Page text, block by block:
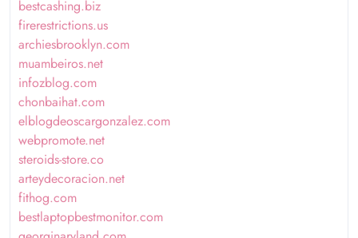
bestcashing.biz
firerestrictions.us
archiesbrooklyn.com
muambeiros.net
infozblog.com
chonbaihat.com
elblogdeoscargonzalez.com
webpromote.net
steroids-store.co
arteydecoracion.net
fithog.com
bestlaptopbestmonitor.com